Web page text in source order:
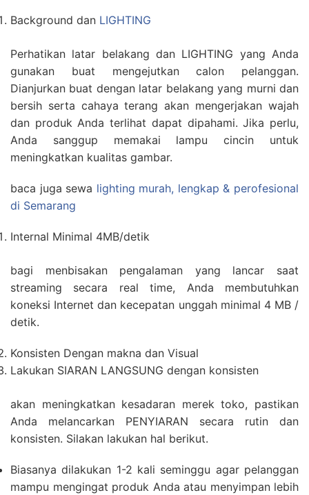
Background dan LIGHTING
Perhatikan latar belakang dan LIGHTING yang Anda
gunakan buat mengejutkan calon pelanggan.
Dianjurkan buat dengan latar belakang yang murni dan
bersih serta cahaya terang akan mengerjakan wajah
dan produk Anda terlihat dapat dipahami. Jika perlu,
Anda sanggup memakai lampu cincin untuk
meningkatkan kualitas gambar.
baca juga sewa lighting murah, lengkap & perofesional
di Semarang
Internal Minimal 4MB/detik
bagi menbisakan pengalaman yang lancar saat
streaming secara real time, Anda membutuhkan
koneksi Internet dan kecepatan unggah minimal 4 MB /
detik.
Konsisten Dengan makna dan Visual
Lakukan SIARAN LANGSUNG dengan konsisten
akan meningkatkan kesadaran merek toko, pastikan
Anda melancarkan PENYIARAN secara rutin dan
konsisten. Silakan lakukan hal berikut.
Biasanya dilakukan 1-2 kali seminggu agar pelanggan
mampu mengingat produk Anda atau menyimpan lebih